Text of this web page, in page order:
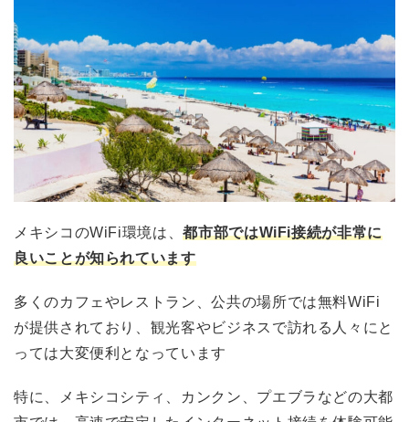
メキシコのWiFi環境は、都市部ではWiFi接続が非常に
良いことが知られています
多くのカフェやレストラン、公共の場所では無料WiFi
が提供されており、観光客やビジネスで訪れる人々にと
っては大変便利となっています
特に、メキシコシティ、カンクン、プエブラなどの大都